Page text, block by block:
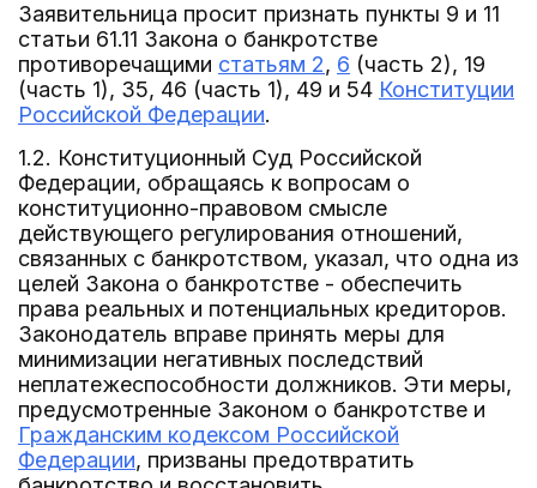
Заявительница просит признать пункты 9 и 11
статьи 61.11 Закона о банкротстве
противоречащими статьям 2, 6 (часть 2), 19
(часть 1), 35, 46 (часть 1), 49 и 54 Конституции
Российской Федерации.
1.2. Конституционный Суд Российской
Федерации, обращаясь к вопросам о
конституционно-правовом смысле
действующего регулирования отношений,
связанных с банкротством, указал, что одна из
целей Закона о банкротстве - обеспечить
права реальных и потенциальных кредиторов.
Законодатель вправе принять меры для
минимизации негативных последствий
неплатежеспособности должников. Эти меры,
предусмотренные Законом о банкротстве и
Гражданским кодексом Российской
Федерации, призваны предотвратить